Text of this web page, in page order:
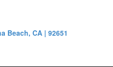
Beach, CA | 92651